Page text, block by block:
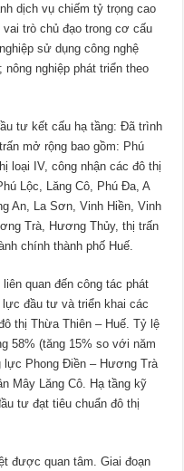
dịch vụ chiếm tỷ trọng cao
trò chủ đạo trong cơ cấu
sử dụng công nghệ
nghiệp phát triển theo
tư kết cấu hạ tầng: Đã trình
mở rộng bao gồm: Phú
loại IV, công nhận các đô thị
Lộc, Lăng Cô, Phú Đa, A
An, La Sơn, Vinh Hiền, Vinh
Trà, Hương Thủy, thị trấn
chính thành phố Huế.
quan đến công tác phát
đầu tư và triển khai các
thị Thừa Thiên – Huế. Tỷ lệ
58% (tăng 15% so với năm
lực Phong Điền – Hương Trà
Mây Lăng Cô. Hạ tầng kỹ
tư đạt tiêu chuẩn đô thị
được quan tâm. Giai đoạn